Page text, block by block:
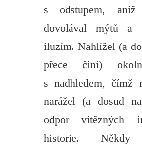
s odstupem,
dovolával mýtů a
iluzím. Nahlížel (a
přece činí)
s nadhledem, čímž
narážel (a dosud
odpor vítězných
historie. Někdy